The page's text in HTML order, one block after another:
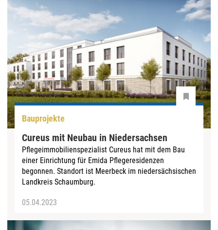
Bauprojekte
Cureus mit Neubau in Niedersachsen
Pflegeimmobilienspezialist Cureus hat mit dem Bau
einer Einrichtung für Emida Pflegeresidenzen
begonnen. Standort ist Meerbeck im niedersächsischen
Landkreis Schaumburg.
05.04.2023